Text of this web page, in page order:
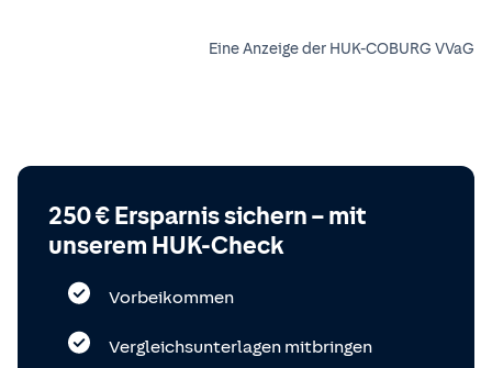
Eine Anzeige der HUK-COBURG VVaG
250 € Ersparnis sichern – mit
unserem HUK-Check
Vorbeikommen
Vergleichsunterlagen mitbringen